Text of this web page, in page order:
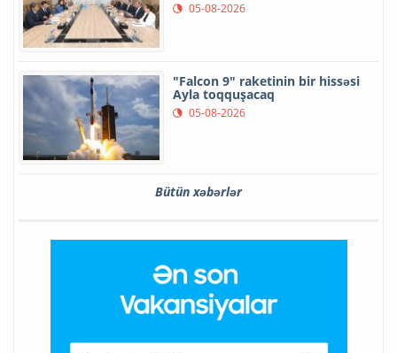
05-08-2026
"Falcon 9" raketinin bir hissəsi
Ayla toqquşacaq
05-08-2026
Bütün xəbərlər